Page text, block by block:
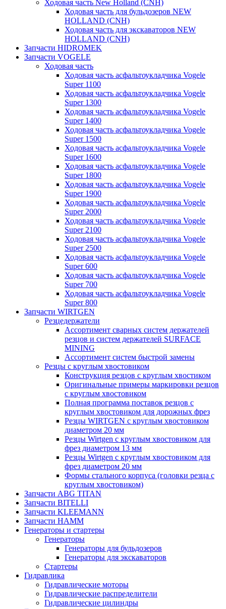
Ходовая часть New Holland (CNH)
Ходовая часть для бульдозеров NEW
HOLLAND (CNH)
Ходовая часть для экскаваторов NEW
HOLLAND (CNH)
Запчасти HIDROMEK
Запчасти VOGELE
Ходовая часть
Ходовая часть асфальтоукладчика Vogele
Super 1100
Ходовая часть асфальтоукладчика Vogele
Super 1300
Ходовая часть асфальтоукладчика Vogele
Super 1400
Ходовая часть асфальтоукладчика Vogele
Super 1500
Ходовая часть асфальтоукладчика Vogele
Super 1600
Ходовая часть асфальтоукладчика Vogele
Super 1800
Ходовая часть асфальтоукладчика Vogele
Super 1900
Ходовая часть асфальтоукладчика Vogele
Super 2000
Ходовая часть асфальтоукладчика Vogele
Super 2100
Ходовая часть асфальтоукладчика Vogele
Super 2500
Ходовая часть асфальтоукладчика Vogele
Super 600
Ходовая часть асфальтоукладчика Vogele
Super 700
Ходовая часть асфальтоукладчика Vogele
Super 800
Запчасти WIRTGEN
Резцедержатели
Ассортимент сварных систем держателей
резцов и систем держателей SURFACE
MINING
Ассортимент систем быстрой замены
Резцы с круглым хвостовиком
Конструкция резцов с круглым хвостиком
Оригинальные примеры маркировки резцов
с круглым хвостовиком
Полная программа поставок резцов с
круглым хвостовиком для дорожных фрез
Резцы WIRTGEN с круглым хвостовиком
диаметром 20 мм
Резцы Wirtgen с круглым хвостовиком для
фрез диаметром 13 мм
Резцы Wirtgen с круглым хвостовиком для
фрез диаметром 20 мм
Формы стального корпуса (головки резца с
круглым хвостовиком)
Запчасти ABG TITAN
Запчасти BITELLI
Запчасти KLEEMANN
Запчасти HAMM
Генераторы и стартеры
Генераторы
Генераторы для бульдозеров
Генераторы для экскаваторов
Стартеры
Гидравлика
Гидравлические моторы
Гидравлические распределители
Гидравлические цилиндры